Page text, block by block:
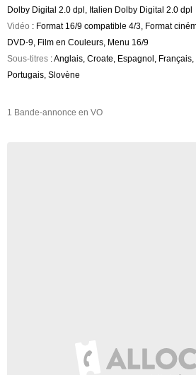
Dolby Digital 2.0 dpl, Italien Dolby Digital 2.0 dpl
Vidéo : Format 16/9 compatible 4/3, Format
DVD-9, Film en Couleurs, Menu 16/9
Sous-titres : Anglais, Croate, Espagnol,
Portugais, Slovène
1 Bande-annonce en VO